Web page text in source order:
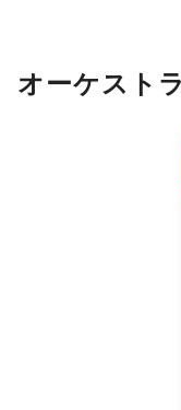
オーケスト